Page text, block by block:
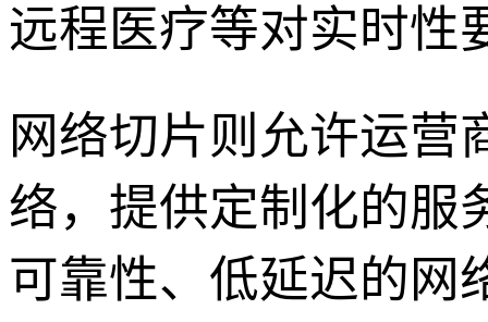
远程医疗等对实时性
网络切片则允许运营
络，提供定制化的服
可靠性、低延迟的网